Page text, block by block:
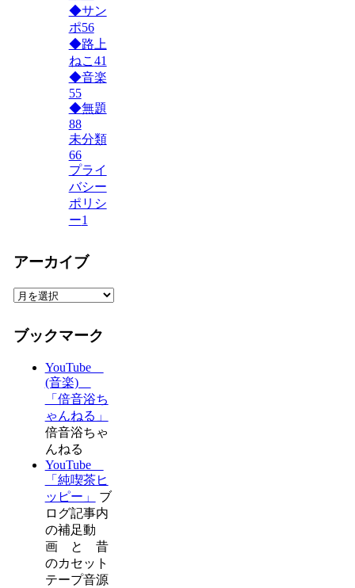
◆サン
ポ56
◆路上
ねこ 41
◆音楽
55
◆無題
88
未分類
66
プライ
バシー
ポリシ
ー1
アーカイブ
ア
カ
イ
ブックマーク
YouTube
(音楽)
「倍音浴ち
ゃんねる」
倍音浴ちゃ
んねる
YouTube
「純喫茶ヒ
ッピー」
ブ
ログ記事内
の補足動
画 と 昔
のカセット
テープ音源